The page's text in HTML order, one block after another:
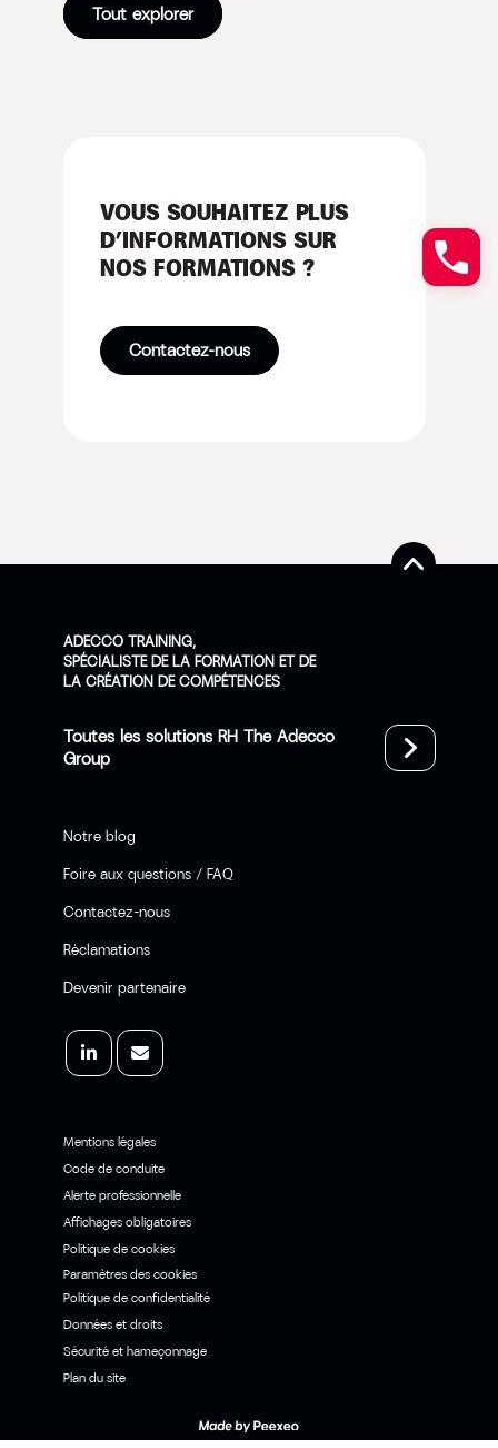
Tout explorer
VOUS SOUHAITEZ PLUS
D’INFORMATIONS SUR
NOS FORMATIONS ?
Contactez-nous
ADECCO TRAINING,
SPÉCIALISTE DE LA FORMATION ET DE
LA CRÉATION DE COMPÉTENCES
Toutes les solutions RH The Adecco
Group
Notre blog
Foire aux questions / FAQ
Contactez-nous
Réclamations
Devenir partenaire
Mentions légales
Code de conduite
Alerte professionnelle
Affichages obligatoires
Politique de cookies
Paramètres des cookies
Politique de confidentialité
Données et droits
Sécurité et hameçonnage
Plan du site